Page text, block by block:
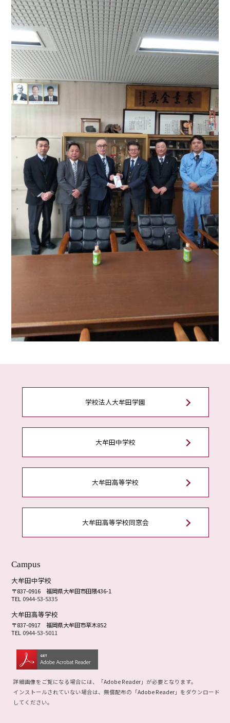
学校法人大牟田学園
大牟田中学校
大牟田高等学校
大牟田高等学校同窓会
Campus
大牟田中学校
〒837-0916福岡県大牟田市田隈436-1
TEL 0944-53-5335
大牟田高等学校
〒837-0917福岡県大牟田市草木852
TEL 0944-53-5011
詳細画像をご覧になる場合には、「Adobe Reader 」が必要となります。
インストールされていない場合は、無償配布の「Adobe Reader 」をダウンロード
してください。